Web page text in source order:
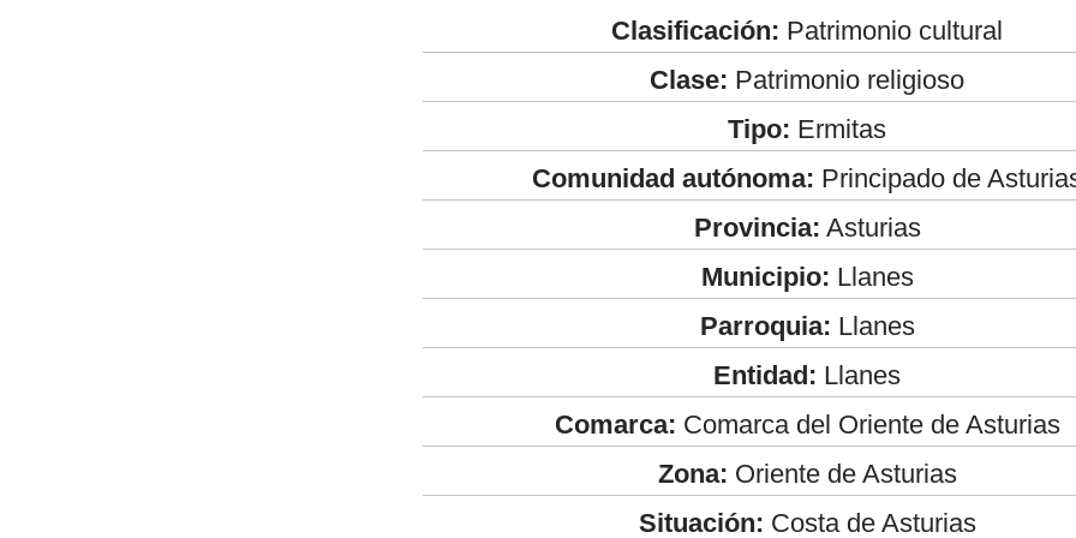
Clasificación: Patrimonio cultural
Clase: Patrimonio religioso
Tipo: Ermitas
Comunidad autónoma: Principado de
Provincia: Asturias
Municipio: Llanes
Parroquia: Llanes
Entidad: Llanes
Comarca: Comarca del Oriente de Asturias
Zona: Oriente de Asturias
Situación: Costa de Asturias